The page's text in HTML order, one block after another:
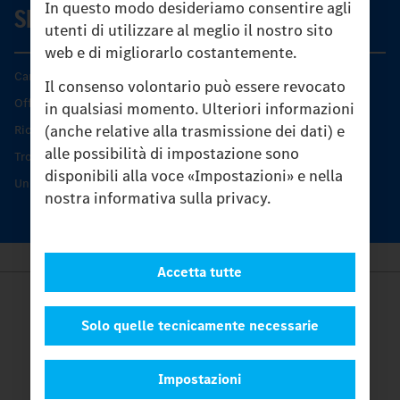
In questo modo desideriamo consentire agli
utenti di utilizzare al meglio il nostro sito
web e di migliorarlo costantemente.
Il consenso volontario può essere revocato
in qualsiasi momento. Ulteriori informazioni
(anche relative alla trasmissione dei dati) e
alle possibilità di impostazione sono
disponibili alla voce «Impostazioni» e nella
nostra informativa sulla privacy.
Impostazioni
Solo quelle tecnicamente necessarie
Accetta tutte
SERVIZIO
Caratteristiche di prodotto
Offerta di servizio Unimog
Ricambi originali
Trovare un partner
Unimog Service Days
Provider
Legal Notice
Contatto
Cookies
Protezione dati